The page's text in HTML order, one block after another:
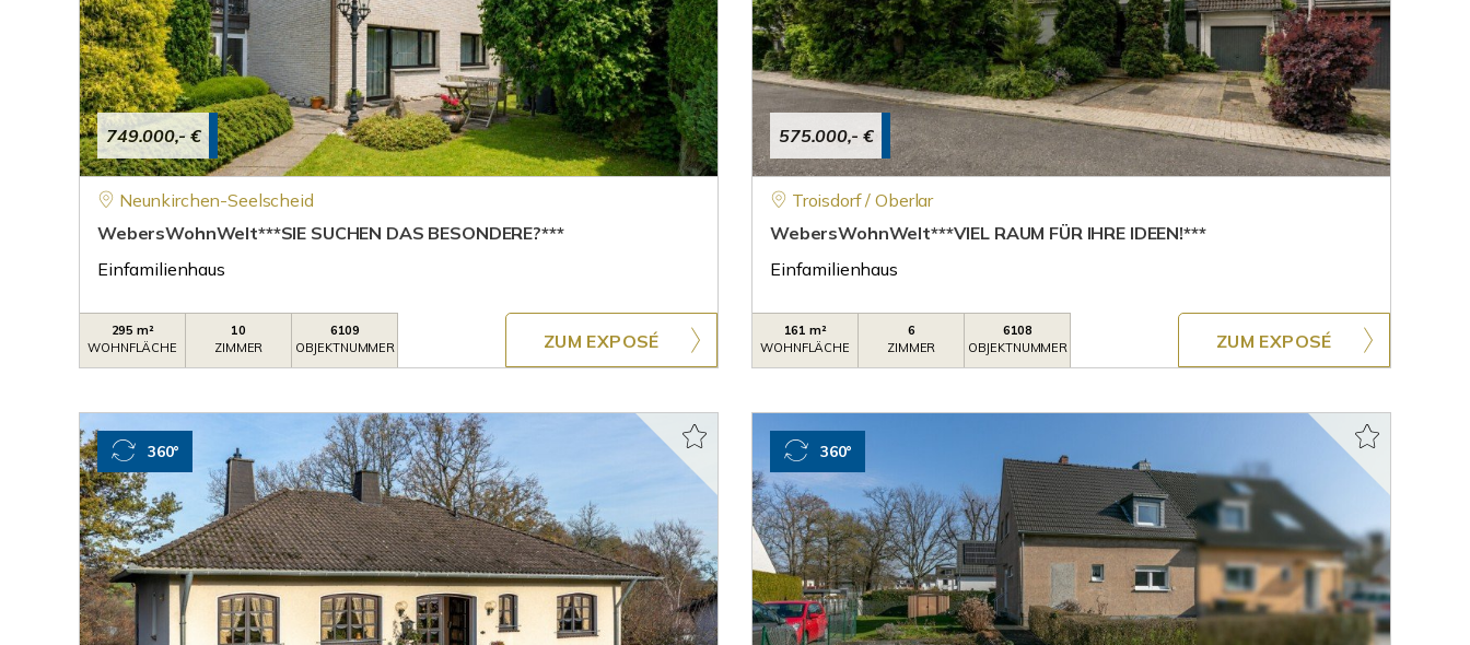
749.000,- €
Neunkirchen-Seelscheid
WebersWohnWelt***SIE SUCHEN DAS BESONDERE?***
Einfamilienhaus
295 m²
WOHNFLÄCHE
10
ZIMMER
6109
OBJEKTNUMMER
ZUM EXPOSÉ
575.000,- €
Troisdorf / Oberlar
WebersWohnWelt***VIEL RAUM FÜR IHRE IDEEN!***
Einfamilienhaus
161 m²
WOHNFLÄCHE
6
ZIMMER
6108
OBJEKTNUMMER
ZUM EXPOSÉ
360° 360°